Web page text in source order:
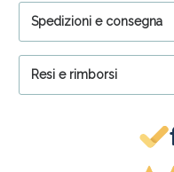
Spedizioni e consegna
Resi e rimborsi